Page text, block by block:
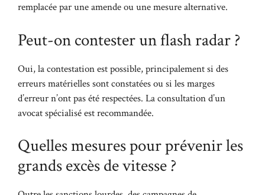
remplacée par une amende ou une mesure alternative.
Peut-on contester un flash radar ?
Oui, la contestation est possible, principalement si des
erreurs matérielles sont constatées ou si les marges
d’erreur n’ont pas été respectées. La consultation d’un
avocat spécialisé est recommandée.
Quelles mesures pour prévenir les
grands excès de vitesse ?